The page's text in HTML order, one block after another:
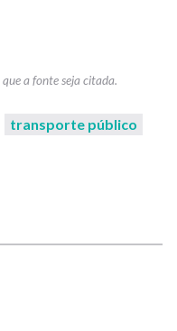
transporte público